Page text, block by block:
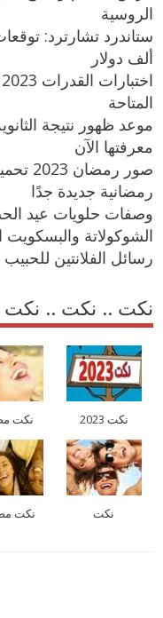
الروسية
ألف دولار
المتاحة
معرفتها الآن
صور
رمضانية جديدة جدًا
وصفات حلويات عيد
الشوكولاتة
رسائل الفلانتين للحبيب 2023 تهاني عيد حب سعيد للعشاق
نكت .. نكت .. نكت
نكت 2023 نكت
نكت نكت